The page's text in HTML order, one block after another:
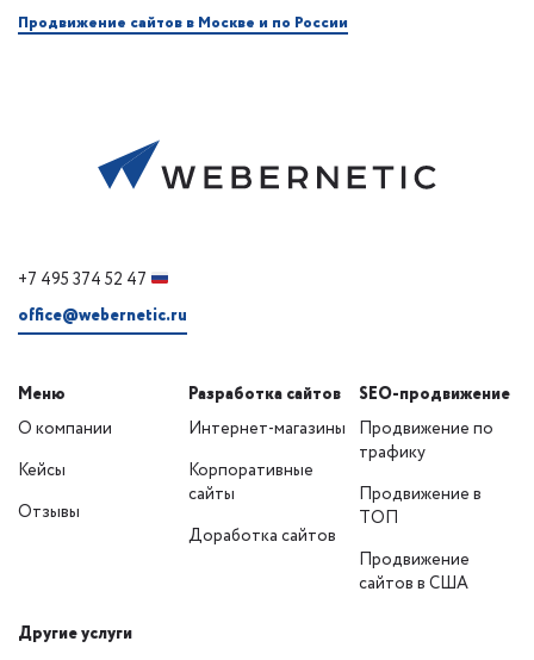
Продвижение сайтов в Москве и по России
+7 495 374 52 47
office@webernetic.ru
Меню
О компании
Кейсы
Отзывы
Разработка сайтов
Интернет-магазины
Корпоративные
сайты
Доработка сайтов
SEO-продвижение
Продвижение по
трафику
Продвижение в
ТОП
Продвижение
сайтов в США
Другие услуги